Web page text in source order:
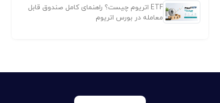
ETF اتریوم چیست؟ راهنمای کامل صندوق قابل
معامله در بورس اتریوم